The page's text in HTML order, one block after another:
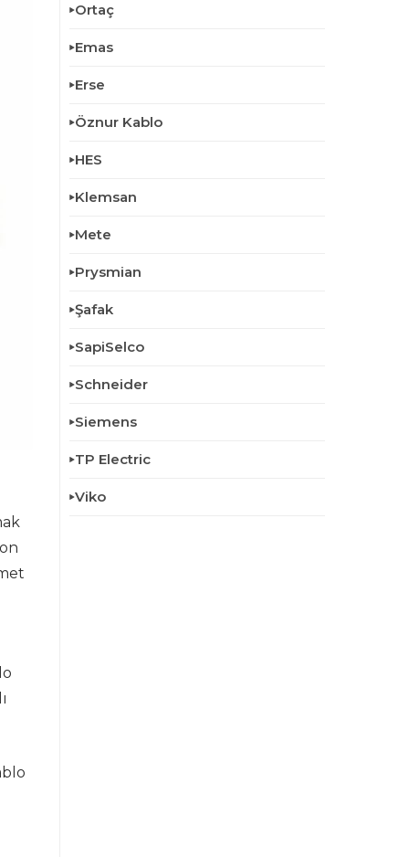
Ortaç
Emas
Erse
Öznur Kablo
HES
Klemsan
Mete
Prysmian
Şafak
SapiSelco
Schneider
Siemens
TP Electric
Viko